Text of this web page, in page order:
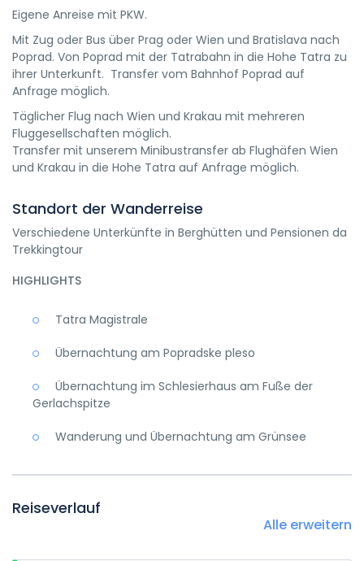
Eigene Anreise mit PKW.
Mit Zug oder Bus über Prag oder Wien und Bratislava nach
Poprad. Von Poprad mit der Tatrabahn in die Hohe Tatra zu
ihrer Unterkunft. Transfer vom Bahnhof Poprad auf
Anfrage möglich.
Täglicher Flug nach Wien und Krakau mit mehreren
Fluggesellschaften möglich.
Transfer mit unserem Minibustransfer ab Flughäfen Wien
und Krakau in die Hohe Tatra auf Anfrage möglich.
Standort der Wanderreise
Verschiedene Unterkünfte in Berghütten und Pensionen da
Trekkingtour
HIGHLIGHTS
Tatra Magistrale
Übernachtung am Popradske pleso
Übernachtung im Schlesierhaus am Fuße der
Gerlachspitze
Wanderung und Übernachtung am Grünsee
Reiseverlauf
Alle erweitern